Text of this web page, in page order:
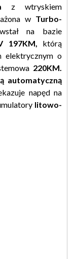
z wtryskiem
w Turbo-
na bazie
197KM, którą
elektrycznym o
220KM.
automatyczną
napęd na
litowo-